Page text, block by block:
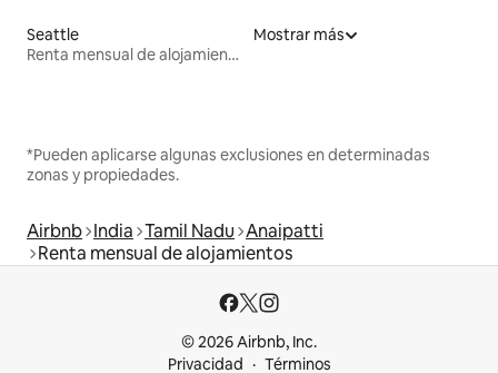
Seattle
Renta mensual de alojamientos
Mostrar más
*Pueden aplicarse algunas exclusiones en determinadas
zonas y propiedades.
Airbnb India Tamil Nadu Anaipatti
Renta mensual de alojamientos
© 2026 Airbnb, Inc.
Privacidad
Términos